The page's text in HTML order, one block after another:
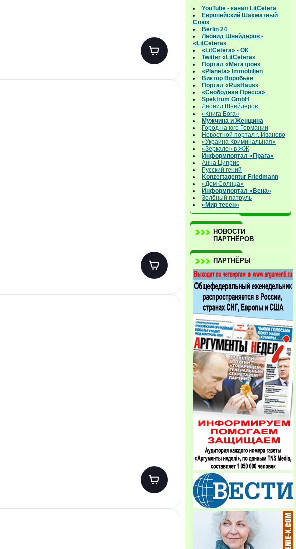
YouTube - канал LitCetera
Европейский Шахматный
Союз
Berlin 24
Леонид Шнейдеров -
«LitCetera»
«LitCetera» - ОК
Twitter «LitCetera»
Портал «Метатрон»
«Planeta» Immobilien
Виктор Воробьёв
Портал «RusHaus»
«Свободная Пресса»
Spektrum GmbH
Леонид Шнейдеров
«Книга Бога»
Мужчина и Женщина
Город на юге Германии
Новостной портал г. Иваново
«Украина Криминальная»
«Зеркало» в ЖЖ
Информпортал «Прага»
Анна Циприс
Русский гений
Konzertagentur Friedmann
«Дом Солнца»
Информпортал «Вена»
Зелёный патруль
«Мир тесен»
НОВОСТИ
ПАРТНЁРОВ
ПАРТНЁРЫ